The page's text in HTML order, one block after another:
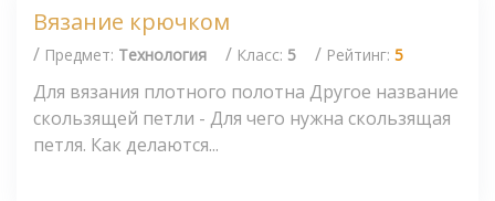
Вязание крючком
/ Предмет: Технология / Класс: 5 / Рейтинг: 5
Для вязания плотного полотна Другое название
скользящей петли - Для чего нужна скользящая
петля. Как делаются...